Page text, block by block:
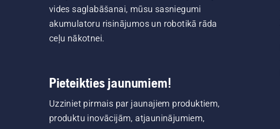
vides saglabāšanai, mūsu sasniegumi
akumulatoru risinājumos un robotikā rāda
ceļu nākotnei.
Pieteikties jaunumiem!
Uzziniet pirmais par jaunajiem produktiem,
produktu inovācijām, atjauninājumiem,